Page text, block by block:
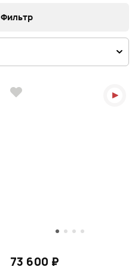
Фильтр
73 600 ₽